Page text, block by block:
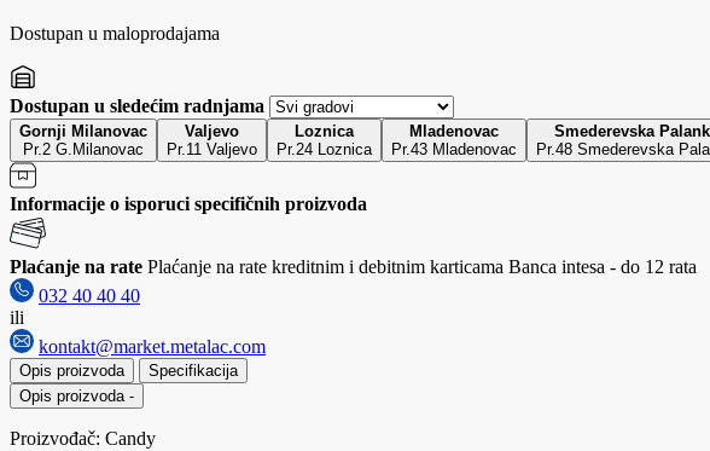
Dostupan u maloprodajama
Dostupan u sledećim radnjama
Gornji Milanovac
Pr.2 G.Milanovac
Valjevo
Pr.11 Valjevo
Loznica
Pr.24 Loznica
Mladenovac
Pr.43 Mladenovac
Smederevska
Pr.48 Smederevska
Informacije o isporuci specifičnih proizvoda
Plaćanje na rate Plaćanje na rate kreditnim i debitnim karticama Banca intesa - do 12 rata
032 40 40 40
ili
kontakt@market.metalac.com
Opis proizvoda
Specifikacija
Opis proizvoda -
Proizvođač: Candy